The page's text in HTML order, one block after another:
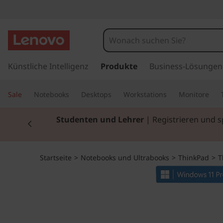
h
n
k
u
a
Künstliche Intelligenz Produkte Business-Lösungen
Sale Notebooks Desktops Workstations Monitore
Studenten und Lehrer | Registrieren und
Startseite > Notebooks und Ultrabooks > ThinkPad >